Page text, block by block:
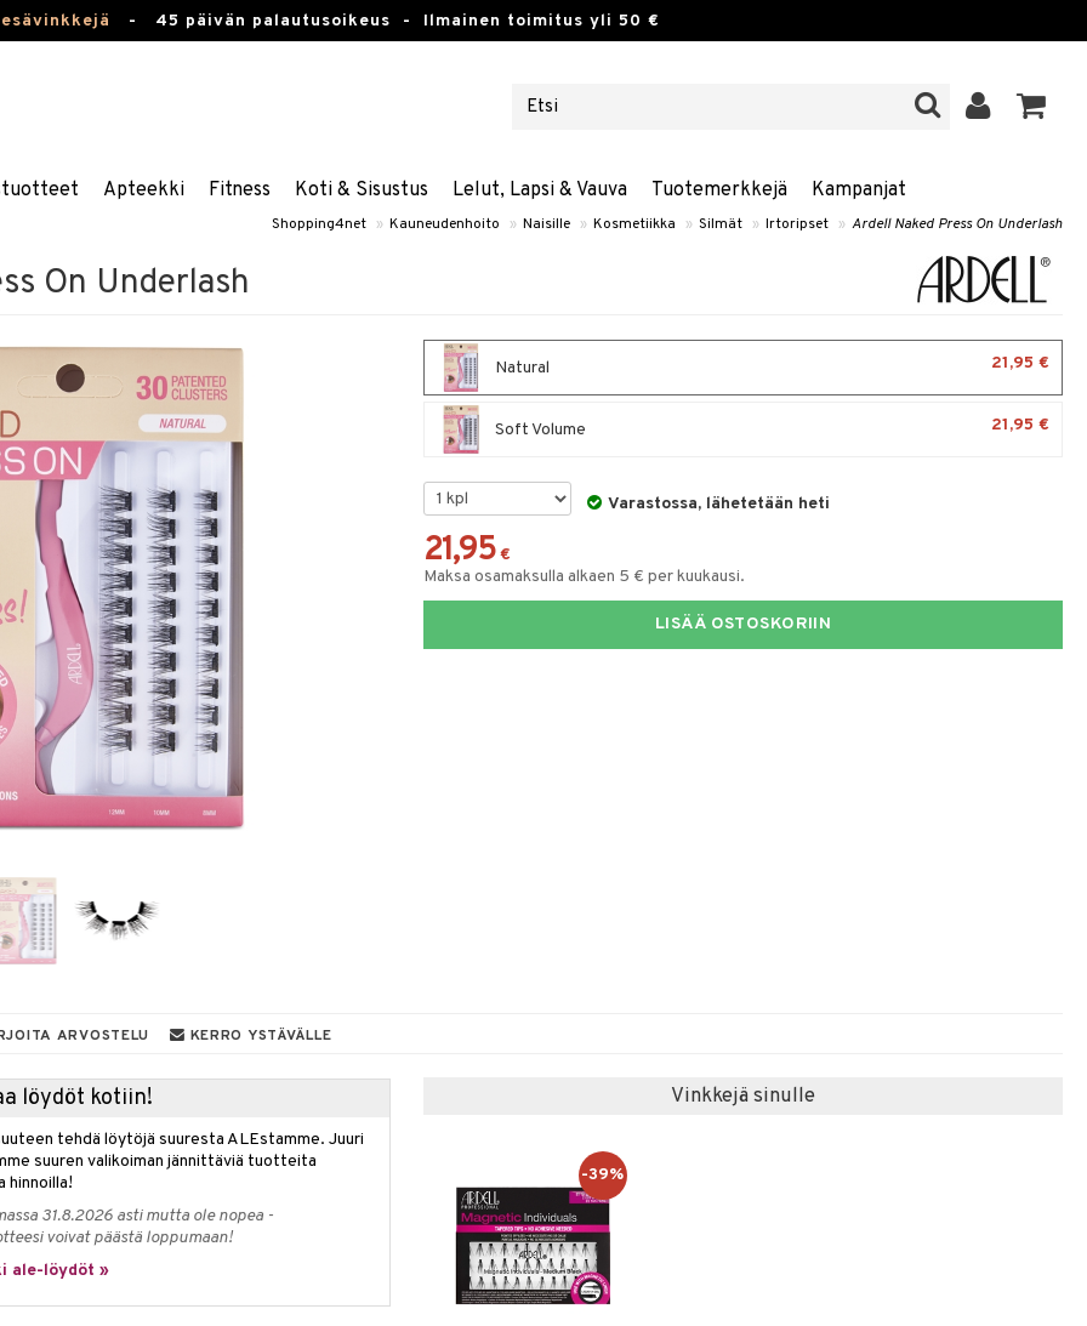
- 45 päivän palautusoikeus - Ilmainen toimitus yli 50 €
Apteekki Fitness Koti & Sisustus Lelut, Lapsi & Vauva Tuotemerkkejä Kampanjat
Shopping4net » Kauneudenhoito » Naisille » Kosmetiikka » Silmät » Irtoripset » Ardell Naked Press On Underlash
On Underlash
Natural 21,95 €
Soft Volume 21,95 €
Varastossa, lähetetään heti
21,95 €
Maksa osamaksulla alkaen 5 € per kuukausi.
LISÄÄ OSTOSKORIIN
ARVOSTELU KERRO YSTÄVÄLLE
löydöt kotiin!
tehdä löytöjä suuresta ALEstamme. Juuri
suuren valikoiman jännittäviä tuotteita
hinnoilla!
31.8.2026 asti mutta ole nopea -
voivat päästä loppumaan!
ale-löydöt »
Vinkkejä sinulle
-39%